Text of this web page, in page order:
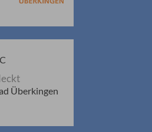
Überkingen